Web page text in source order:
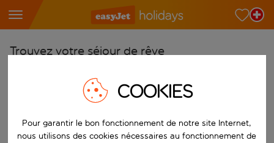
Trouvez votre séjour de rêve
Choisissez votre aéroport
Choisissez votre destination
Vers
COOKIES
Pour garantir le bon fonctionnement de notre site Internet,
nous utilisons des cookies nécessaires au fonctionnement de